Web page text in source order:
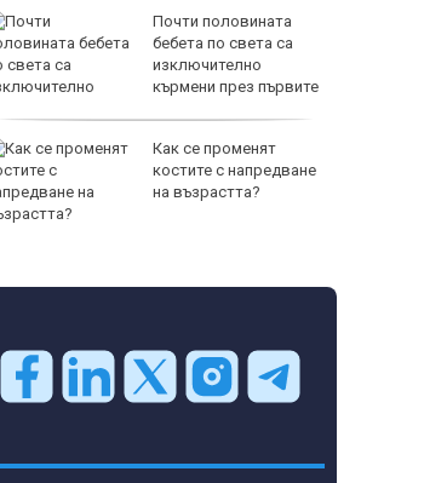
Почти половината
бебета по света са
изключително
кърмени през първите
Как се променят
костите с напредване
на възрастта?